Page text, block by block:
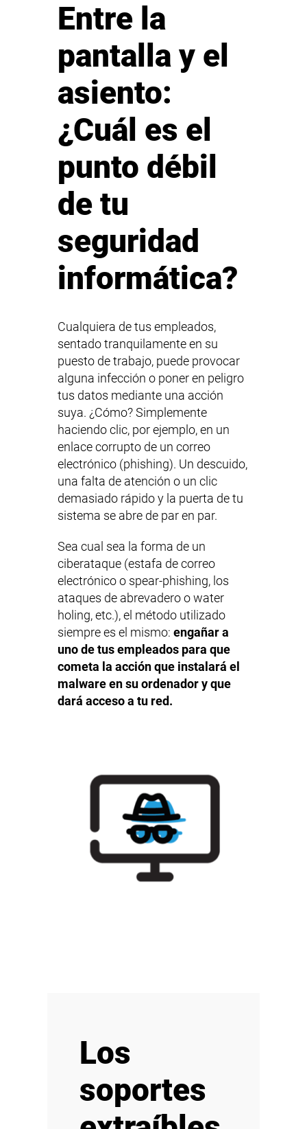
Entre la
pantalla y el
asiento:
¿Cuál es el
punto débil
de tu
seguridad
informática?
Cualquiera de tus empleados,
sentado tranquilamente en su
puesto de trabajo, puede provocar
alguna infección o poner en peligro
tus datos mediante una acción
suya. ¿Cómo? Simplemente
haciendo clic, por ejemplo, en un
enlace corrupto de un correo
electrónico (phishing). Un descuido,
una falta de atención o un clic
demasiado rápido y la puerta de tu
sistema se abre de par en par.
Sea cual sea la forma de un
ciberataque (estafa de correo
electrónico o spear-phishing, los
ataques de abrevadero o water
holing, etc.), el método utilizado
siempre es el mismo: engañar a
uno de tus empleados para que
cometa la acción que instalará el
malware en su ordenador y que
dará acceso a tu red.
Los
soportes